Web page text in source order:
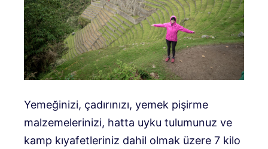
Yemeğinizi, çadırınızı, yemek pişirme
malzemelerinizi, hatta uyku tulumunuz ve
kamp kıyafetleriniz dahil olmak üzere 7 kilo